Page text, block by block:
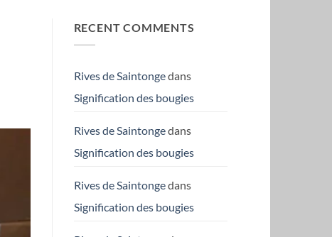
RECENT COMMENTS
Rives de Saintongedans
Signification des bougies
Rives de Saintongedans
Signification des bougies
Rives de Saintongedans
Signification des bougies